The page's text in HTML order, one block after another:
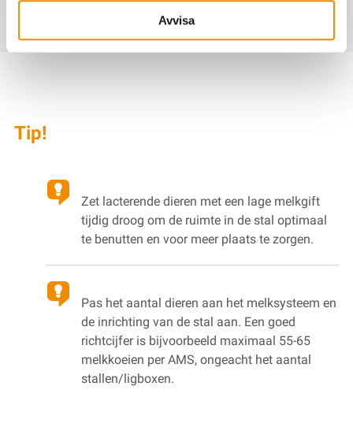
Avvisa
Tip!
Zet lacterende dieren met een lage melkgift
tijdig droog om de ruimte in de stal optimaal
te benutten en voor meer plaats te zorgen.
Pas het aantal dieren aan het melksysteem en
de inrichting van de stal aan. Een goed
richtcijfer is bijvoorbeeld maximaal 55-65
melkkoeien per AMS, ongeacht het aantal
stallen/ligboxen.